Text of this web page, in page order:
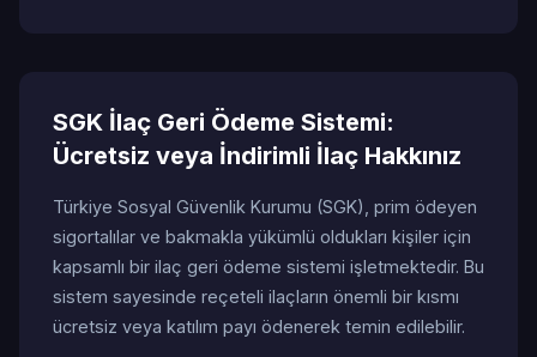
SGK İlaç Geri Ödeme Sistemi:
Ücretsiz veya İndirimli İlaç Hakkınız
Türkiye Sosyal Güvenlik Kurumu (SGK), prim ödeyen
sigortalılar ve bakmakla yükümlü oldukları kişiler için
kapsamlı bir ilaç geri ödeme sistemi işletmektedir. Bu
sistem sayesinde reçeteli ilaçların önemli bir kısmı
ücretsiz veya katılım payı ödenerek temin edilebilir.